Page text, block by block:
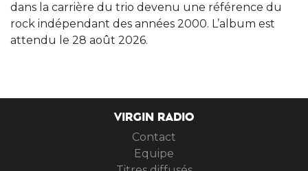
dans la carrière du trio devenu une référence du
rock indépendant des années 2000. L’album est
attendu le 28 août 2026.
VIRGIN RADIO
Contact
Equipe